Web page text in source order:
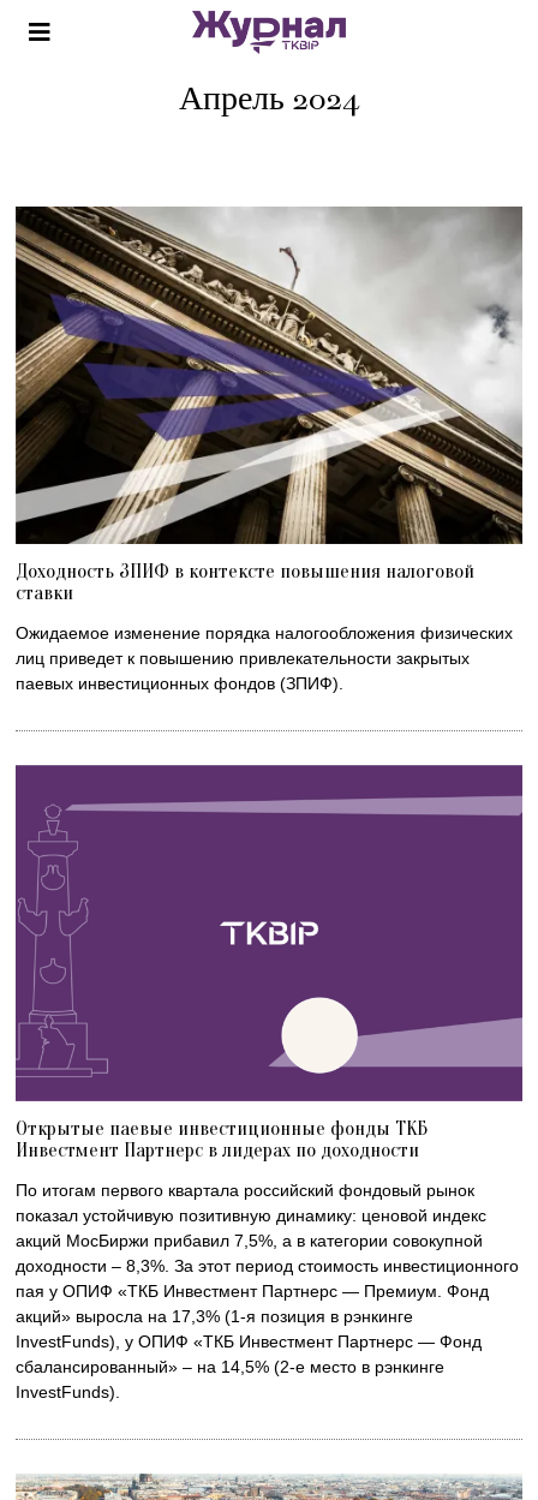
Апрель 2024
Доходность ЗПИФ в контексте повышения налоговой
ставки
Ожидаемое изменение порядка налогообложения физических
лиц приведет к повышению привлекательности закрытых
паевых инвестиционных фондов (ЗПИФ).
Открытые паевые инвестиционные фонды ТКБ
Инвестмент Партнерс в лидерах по доходности
По итогам первого квартала российский фондовый рынок
показал устойчивую позитивную динамику: ценовой индекс
акций МосБиржи прибавил 7,5%, а в категории совокупной
доходности – 8,3%. За этот период стоимость инвестиционного
пая у ОПИФ «ТКБ Инвестмент Партнерс — Премиум. Фонд
акций» выросла на 17,3% (1-я позиция в рэнкинге
InvestFunds), у ОПИФ «ТКБ Инвестмент Партнерс — Фонд
сбалансированный» – на 14,5% (2-е место в рэнкинге
InvestFunds).